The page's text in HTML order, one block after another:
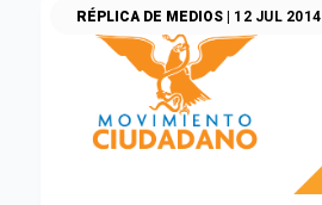
RÉPLICA DE MEDIOS| 12 JUL 2014